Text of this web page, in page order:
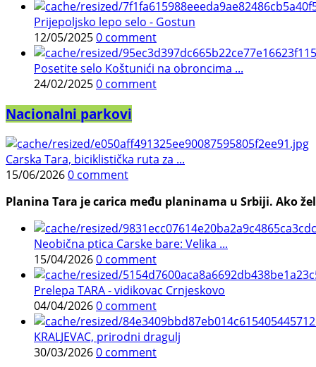
Prijepoljsko lepo selo - Gostun
12/05/20250 comment
Posetite selo Koštunići na obroncima ...
24/02/20250 comment
Nacionalni parkovi
Carska Tara, biciklistička ruta za ...
15/06/20260 comment
Planina Tara je carica među planinama u Srbiji. Ako
Neobična ptica Carske bare: Velika ...
15/04/20260 comment
Prelepa TARA - vidikovac Crnjeskovo
04/04/20260 comment
KRALJEVAC, prirodni dragulj
30/03/20260 comment